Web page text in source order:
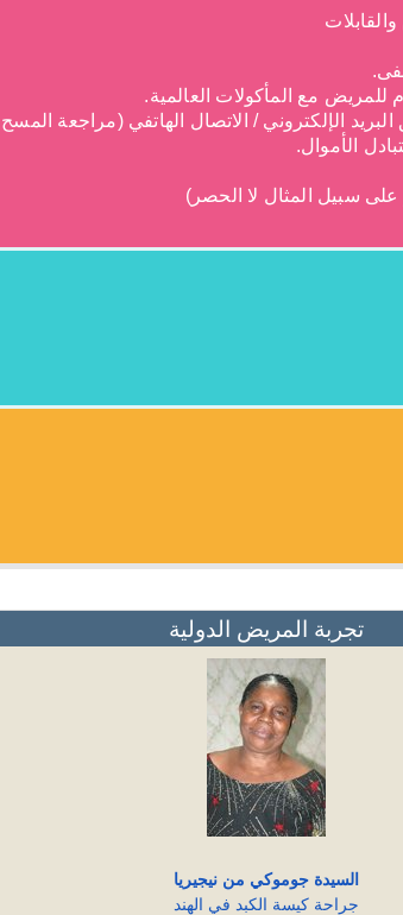
الإلكتروني / الاتصال الهاتفي (مراجعة المسح
الأموال.
تجربة المريض الدولية
السيدة جوموكي من نيجيريا
جراحة كيسة الكبد في الهند